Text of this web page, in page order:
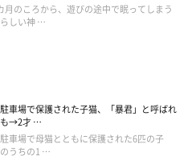
月のころから、遊びの途中で眠ってしまう
しい神 …
車場で保護された子猫、「暴君」と呼ばれ
も→2才 …
車場で母猫とともに保護された6匹の子
うちの1 …